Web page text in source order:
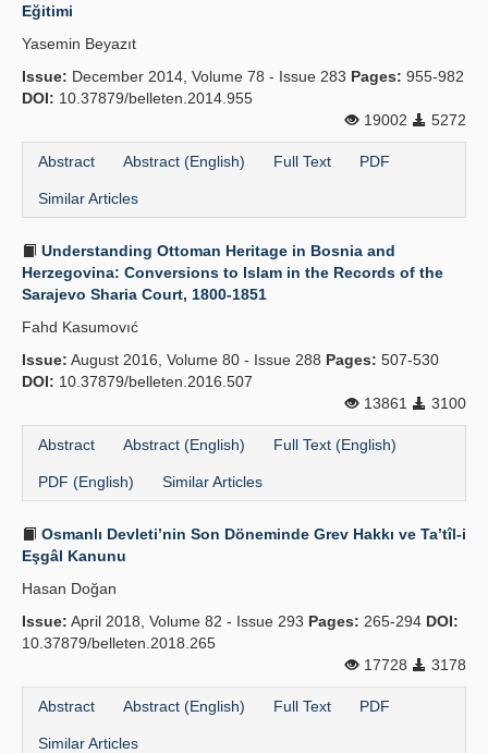
Eğitimi
Yasemin Beyazıt
Issue: December 2014, Volume 78 - Issue 283 Pages: 955-982
DOI: 10.37879/belleten.2014.955
19002
5272
Abstract Abstract (English) Full Text PDF
Similar Articles
Understanding Ottoman Heritage in Bosnia and
Herzegovina: Conversions to Islam in the Records of the
Sarajevo Sharia Court, 1800-1851
Fahd Kasumovıć
Issue: August 2016, Volume 80 - Issue 288 Pages: 507-530
DOI: 10.37879/belleten.2016.507
13861
3100
Abstract Abstract (English) Full Text (English)
PDF (English) Similar Articles
Osmanlı Devleti’nin Son Döneminde Grev Hakkı ve Ta’tîl-i
Eşgâl Kanunu
Hasan Doğan
Issue: April 2018, Volume 82 - Issue 293 Pages: 265-294 DOI:
10.37879/belleten.2018.265
17728
3178
Abstract Abstract (English) Full Text PDF
Similar Articles